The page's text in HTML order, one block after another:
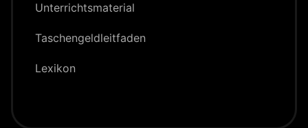
Unterrichts­material
Taschengeld­leitfaden
Lexikon